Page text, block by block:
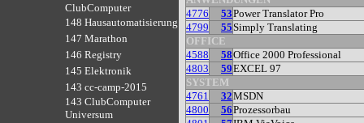
ClubComputer
148 Hausautomatisierung
147 Marathon
146 Registry
145 Elektronik
143 cc-camp-2015
143 ClubComputer
Universum
4776
53Power Translator Pro
4799
55Simply Translating
OFFICE
4588
58Office 2000 Professional
4803
59EXCEL 97
SYSTEM
4761
32MSDN
4800
56Prozessorbau